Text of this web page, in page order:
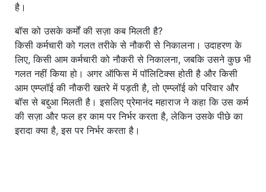
है।
बॉस को उसके कर्मों की सज़ा कब मिलती है?
किसी कर्मचारी को गलत तरीके से नौकरी से निकालना। उदाहरण के
लिए, किसी आम कर्मचारी को नौकरी से निकालना, जबकि उसने कुछ भी
गलत नहीं किया हो। अगर ऑफिस में पॉलिटिक्स होती है और किसी
आम एम्प्लॉई की नौकरी खतरे में पड़ती है, तो एम्प्लॉई को परिवार और
बॉस से बद्दुआ मिलती है। इसलिए प्रेमानंद महाराज ने कहा कि उस कर्म
की सज़ा और फल हर काम पर निर्भर करता है, लेकिन उसके पीछे का
इरादा क्या है, इस पर निर्भर करता है।